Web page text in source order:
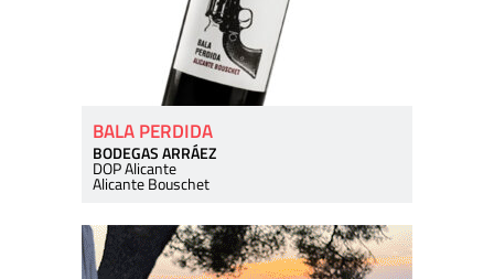
BALA PERDIDA
BODEGAS ARRÁEZ
DOP Alicante
Alicante Bouschet